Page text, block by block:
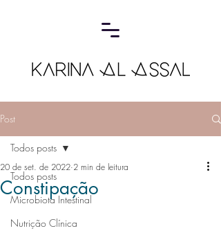
Post
Todos posts
Microbiota Intestinal
Nutrição Clínica
Todos posts
Constipação
20 de set. de 2022 2 min de leitura